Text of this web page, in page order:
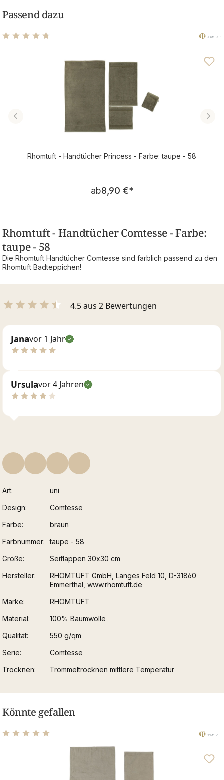
Passend dazu
Rhomtuft - Handtücher Princess - Farbe: taupe - 58
Regulärer Preis:
ab8,90 €*
Rhomtuft - Handtücher Comtesse - Farbe:
taupe - 58
Die Rhomtuft Handtücher Comtesse sind farblich passend zu den
Rhomtuft Badteppichen!
4.5 aus 2 Bewertungen
Janavor 1 Jahr
Ursulavor 4 Jahren
Art
uni
Design
Comtesse
Farbe
braun
Farbnummer
taupe - 58
Größe
Seiflappen 30x30 cm
Hersteller
RHOMTUFT GmbH, Langes Feld 10, D-31860
Emmerthal, www.rhomtuft.de
Marke
RHOMTUFT
Material
100% Baumwolle
Qualität
550 g/qm
Serie
Comtesse
Trocknen
Trommeltrocknen mittlere Temperatur
Könnte gefallen
Durchschnittliche Bewertung von 5 von 5 Sternen